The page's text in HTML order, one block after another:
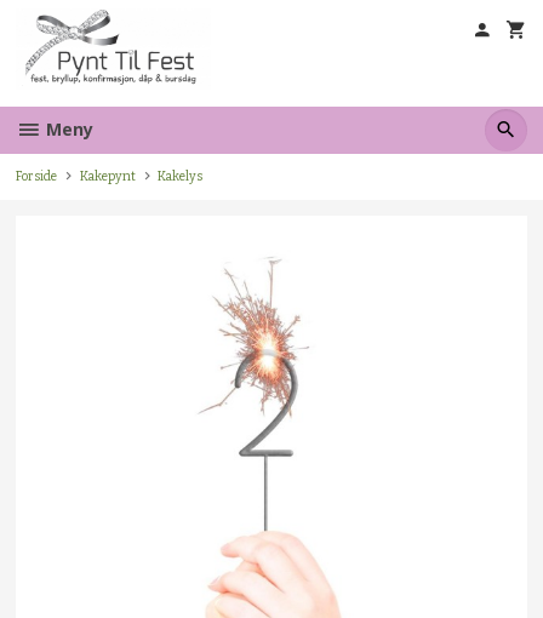
innholdet
Meny
Forside Kakepynt Kakelys